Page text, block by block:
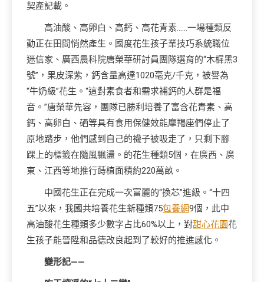
契產記載。
高油酸、高卵白、高鈣、高花青素……一場種類反
動正在田間悄然產生。國度花生孩子業技巧系統職位
迷信家、廣西農科院唐榮華研討員團隊選育的“木樨黑3
號”，果皮深紫，鈣含量高達1020毫克/千克，被譽為
“牛奶級”花生。“這對素食者和需求補鈣的人群是福
音。”唐榮華先容，團隊已勝利培養了富含花青素、高
鈣、高卵白、硒等具有食用保健效能摩羯座們停止了
原地踏步，他們感到自己的襪子被吸走了，只剩下腳
踝上的標籤在隨風飄盪。的花生種類5個，在廣西、廣
東、江西等地推行蒔植面積約220萬畝。
中國花生正在完成一次富麗的“換芯”進級。“十四
五”以來，我國共培養花生新種類75包養網9個，此中
高油酸花生種類多少數字占比60%以上，對甜心花園花
生孩子能晉陞和品德改良起到了較好的推進感化。
變形記——